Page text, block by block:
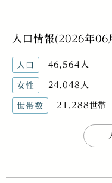
人口情報(2026年06
人口 46,564人
女性 24,048人
世帯数 21,288世帯